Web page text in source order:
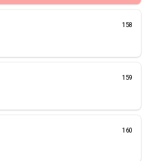
158
159
160